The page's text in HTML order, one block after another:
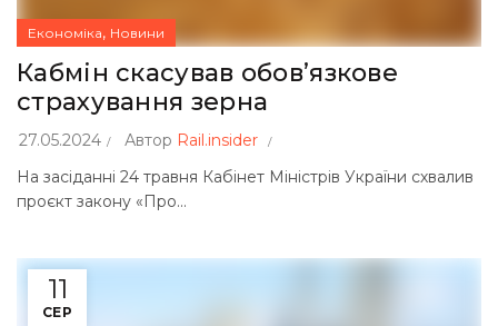
Економіка, Новини
Кабмін скасував обовʼязкове
страхування зерна
27.05.2024 Автор Rail.insider
На засіданні 24 травня Кабінет Міністрів України схвалив
проєкт закону «Про...
11
СЕР